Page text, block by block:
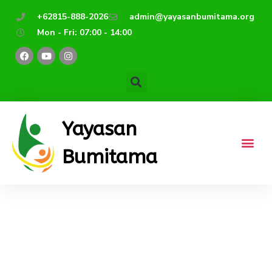
+62815-888-2026
admin@yayasanbumitama.org
Mon - Fri: 07:00 - 14:00
F
a
c
o
k
Y
o
u
e
I
n
s
r
m
Yayasan
Bumitama